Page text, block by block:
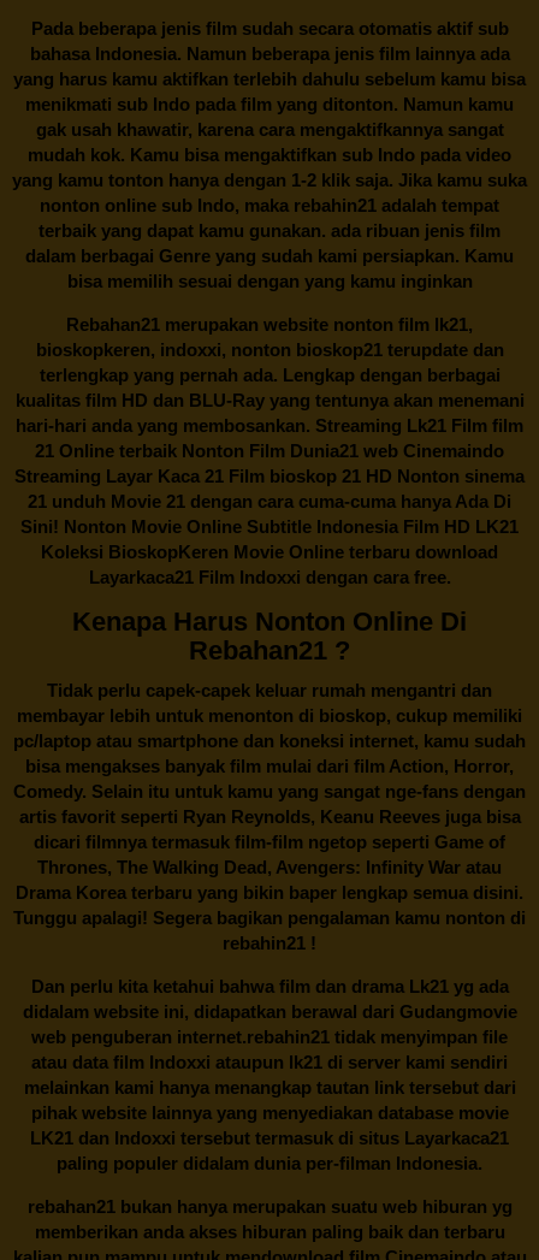
Pada beberapa jenis film sudah secara otomatis aktif sub
bahasa Indonesia. Namun beberapa jenis film lainnya ada
yang harus kamu aktifkan terlebih dahulu sebelum kamu bisa
menikmati sub Indo pada film yang ditonton. Namun kamu
gak usah khawatir, karena cara mengaktifkannya sangat
mudah kok. Kamu bisa mengaktifkan sub Indo pada video
yang kamu tonton hanya dengan 1-2 klik saja. Jika kamu suka
nonton online sub Indo, maka rebahin21 adalah tempat
terbaik yang dapat kamu gunakan. ada ribuan jenis film
dalam berbagai Genre yang sudah kami persiapkan. Kamu
bisa memilih sesuai dengan yang kamu inginkan
Rebahan21 merupakan website nonton film lk21,
bioskopkeren, indoxxi, nonton bioskop21 terupdate dan
terlengkap yang pernah ada. Lengkap dengan berbagai
kualitas film HD dan BLU-Ray yang tentunya akan menemani
hari-hari anda yang membosankan. Streaming Lk21 Film film
21 Online terbaik Nonton Film Dunia21 web Cinemaindo
Streaming Layar Kaca 21 Film bioskop 21 HD Nonton sinema
21 unduh Movie 21 dengan cara cuma-cuma hanya Ada Di
Sini! Nonton Movie Online Subtitle Indonesia Film HD LK21
Koleksi BioskopKeren Movie Online terbaru download
Layarkaca21 Film Indoxxi dengan cara free.
Kenapa Harus Nonton Online Di
Rebahan21 ?
Tidak perlu capek-capek keluar rumah mengantri dan
membayar lebih untuk menonton di bioskop, cukup memiliki
pc/laptop atau smartphone dan koneksi internet, kamu sudah
bisa mengakses banyak film mulai dari film Action, Horror,
Comedy. Selain itu untuk kamu yang sangat nge-fans dengan
artis favorit seperti Ryan Reynolds, Keanu Reeves juga bisa
dicari filmnya termasuk film-film ngetop seperti Game of
Thrones, The Walking Dead, Avengers: Infinity War atau
Drama Korea terbaru yang bikin baper lengkap semua disini.
Tunggu apalagi! Segera bagikan pengalaman kamu nonton di
rebahin21 !
Dan perlu kita ketahui bahwa film dan dramaLk21yg ada
didalam website ini, didapatkan berawal dari Gudangmovie
web penguberan internet.rebahin21 tidak menyimpan file
atau data film Indoxxi ataupun lk21 di server kami sendiri
melainkan kami hanya menangkap tautan link tersebut dari
pihak website lainnya yang menyediakan database movie
LK21 dan Indoxxi tersebut termasuk di situs Layarkaca21
paling populer didalam dunia per-filman Indonesia.
rebahan21bukan hanya merupakan suatu web hiburan yg
memberikan anda akses hiburan paling baik dan terbaru